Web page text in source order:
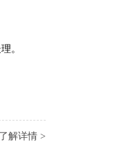
。
了解详情 >